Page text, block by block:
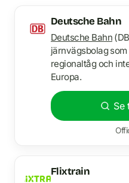
Deutsche Bahn
Deutsche Bahn
järnvägsbolag
regionaltåg och
Europa.
Se
Flixtrain